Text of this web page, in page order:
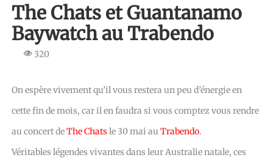
The Chats et Guantanamo
Baywatch au Trabendo
320
On espère vivement qu’il vous restera un peu d’énergie en
cette fin de mois, car il en faudra si vous comptez vous rendre
au concert deThe Chatsle 30 mai auTrabendo.
Véritables légendes vivantes dans leur Australie natale, ces